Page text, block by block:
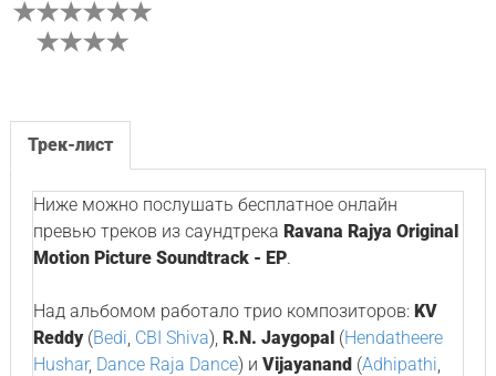
Трек-лист
Ниже можно послушать бесплатное онлайн
превью треков из саундтрека Ravana Rajya Original
Motion Picture Soundtrack - EP.
Над альбомом работало трио композиторов: KV
Reddy(Bedi, CBI Shiva), R.N. Jaygopal(Hendatheere
Hushar, Dance Raja Dance) и Vijayanand(Adhipathi,